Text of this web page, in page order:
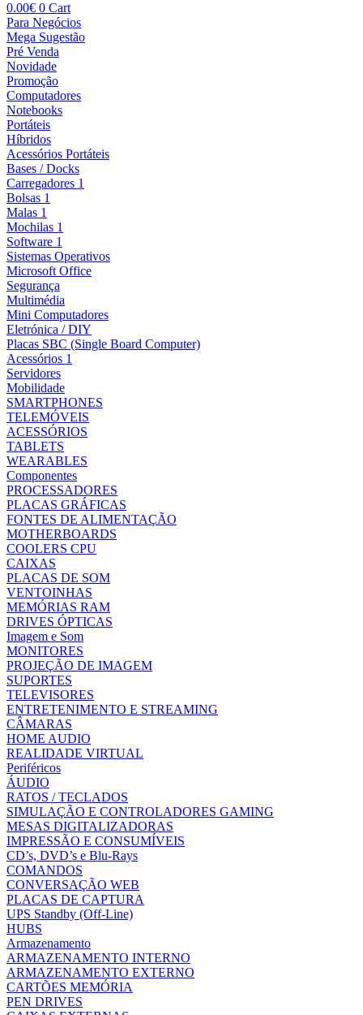
0.00€ 0 Cart
Para Negócios
Mega Sugestão
Pré Venda
Novidade
Promoção
Computadores
Notebooks
Portáteis
Híbridos
Acessórios Portáteis
Bases / Docks
Carregadores 1
Bolsas 1
Malas 1
Mochilas 1
Software 1
Sistemas Operativos
Microsoft Office
Segurança
Multimédia
Mini Computadores
Eletrónica / DIY
Placas SBC (Single Board Computer)
Acessórios 1
Servidores
Mobilidade
SMARTPHONES
TELEMÓVEIS
ACESSÓRIOS
TABLETS
WEARABLES
Componentes
PROCESSADORES
PLACAS GRÁFICAS
FONTES DE ALIMENTAÇÃO
MOTHERBOARDS
COOLERS CPU
CAIXAS
PLACAS DE SOM
VENTOINHAS
MEMÓRIAS RAM
DRIVES ÓPTICAS
Imagem e Som
MONITORES
PROJEÇÃO DE IMAGEM
SUPORTES
TELEVISORES
ENTRETENIMENTO E STREAMING
CÂMARAS
HOME AUDIO
REALIDADE VIRTUAL
Periféricos
ÁUDIO
RATOS / TECLADOS
SIMULAÇÃO E CONTROLADORES GAMING
MESAS DIGITALIZADORAS
IMPRESSÃO E CONSUMÍVEIS
CD’s, DVD’s e Blu-Rays
COMANDOS
CONVERSAÇÃO WEB
PLACAS DE CAPTURA
UPS Standby (Off-Line)
HUBS
Armazenamento
ARMAZENAMENTO INTERNO
ARMAZENAMENTO EXTERNO
CARTÕES MEMÓRIA
PEN DRIVES